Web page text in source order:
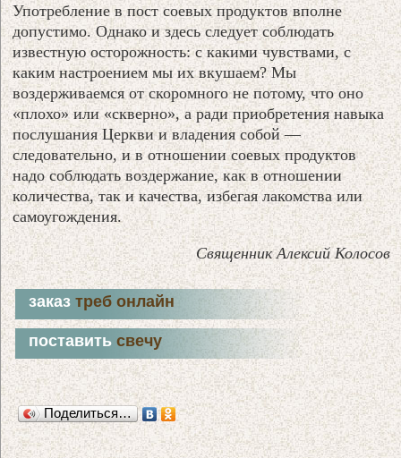
Употребление в пост соевых продуктов вполне
допустимо. Однако и здесь следует соблюдать
известную осторожность: с какими чувствами, с
каким настроением мы их вкушаем? Мы
воздерживаемся от скоромного не потому, что оно
«плохо» или «скверно», а ради приобретения навыка
послушания Церкви и владения собой —
следовательно, и в отношении соевых продуктов
надо соблюдать воздержание, как в отношении
количества, так и качества, избегая лакомства или
самоугождения.
Священник Алексий Колосов
заказтреб онлайн
поставитьсвечу
Поделиться…